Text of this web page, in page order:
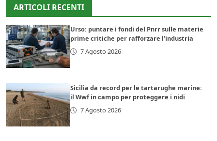
ARTICOLI RECENTI
Urso: puntare i fondi del Pnrr sulle materie
prime critiche per rafforzare l’industria
7 Agosto 2026
Sicilia da record per le tartarughe marine:
il Wwf in campo per proteggere i nidi
7 Agosto 2026